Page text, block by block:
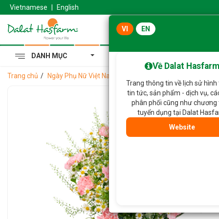
Vietnamese English
DANH MỤC
Trang chủ Ngày Phụ Nữ Việt Nam 20-10
VI EN
Về Dalat Hasfarm
Trang thông tin về lịch sử hình
tin tức, sản phẩm - dịch vụ,
phân phối cũng như chương
tuyển dụng tại Dalat
Website